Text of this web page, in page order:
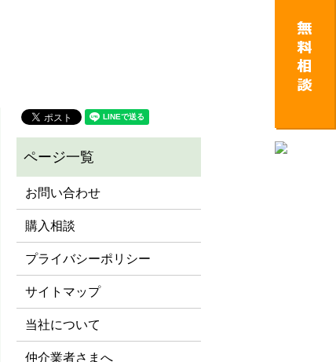
お問い合わせ
購入相談
プライバシーポリシー
サイトマップ
当社について
仲介業者さまへ